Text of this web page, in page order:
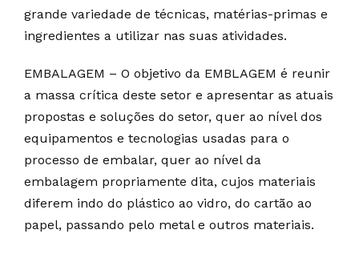
grande variedade de técnicas, matérias-primas e
ingredientes a utilizar nas suas atividades.
EMBALAGEM – O objetivo da EMBLAGEM é reunir
a massa crítica deste setor e apresentar as atuais
propostas e soluções do setor, quer ao nível dos
equipamentos e tecnologias usadas para o
processo de embalar, quer ao nível da
embalagem propriamente dita, cujos materiais
diferem indo do plástico ao vidro, do cartão ao
papel, passando pelo metal e outros materiais.